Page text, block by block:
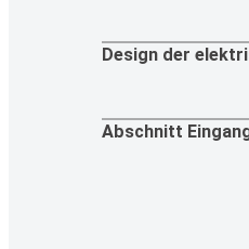
Design der
Abschnitt